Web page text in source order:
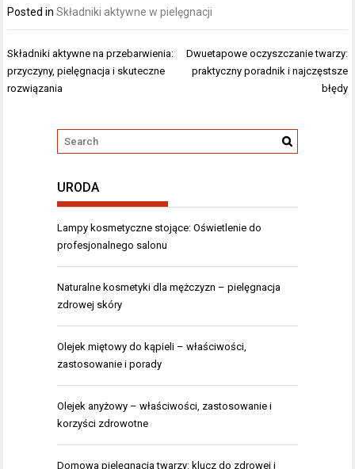
Posted inSkładniki aktywne w pielęgnacji
Nawigacja
wpisu
Składniki aktywne na przebarwienia:
przyczyny, pielęgnacja i skuteczne
rozwiązania
Dwuetapowe oczyszczanie twarzy:
praktyczny poradnik i najczęstsze
błędy
URODA
Lampy kosmetyczne stojące: Oświetlenie do
profesjonalnego salonu
Naturalne kosmetyki dla mężczyzn – pielęgnacja
zdrowej skóry
Olejek miętowy do kąpieli – właściwości,
zastosowanie i porady
Olejek anyżowy – właściwości, zastosowanie i
korzyści zdrowotne
Domowa pielęgnacja twarzy: klucz do zdrowej i